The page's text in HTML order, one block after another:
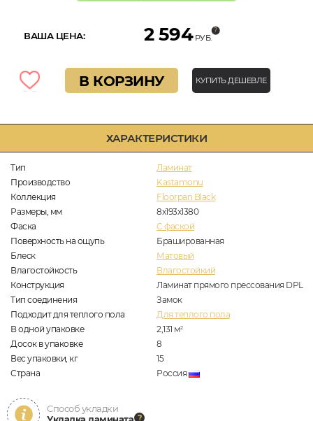
ХАРАКТЕРИСТИКИ
Тип
Ламинат
Производство
Kastamonu
Коллекция
Floorpan Black
Размеры, мм
8x193x1380
Фаска
C фаской
Поверхность на ощупь
Брашированная
Блеск
Матовый
Влагостойкость
Влагостойкий
Конструкция
Ламинат прямого прессования DPL
Тип соединения
Замок
Подходит для теплого пола
Для теплого пола
В одной упаковке
2,131 м2
Досок в упаковке
8
Вес упаковки, кг
15
Страна
Россия
Способ укладки
ВАША ЦЕНА: 2 594 РУБ.
В КОРЗИНУ КУПИТЬ ДЕШЕВЛЕ